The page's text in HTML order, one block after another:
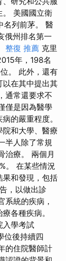
。 美國國立衛
名列前茅。 醫
俄州排名第一
整復 推薦 克里
年，198名
。 此外，還有
以在其中提出其
通常還要求不
僅是因為醫學
的嚴重程度。
和大學、醫療
半人除了常規
治療。 兩個月
。 在某些情況
果和發現，包括
，以做出診
系統的疾病，
各種疾病。
入學考試
位後持續四
的住院醫師計